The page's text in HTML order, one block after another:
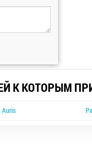
К КОТОРЫМ
Auris